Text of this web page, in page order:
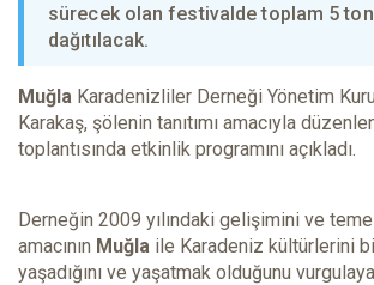
sürecek olan festivalde toplam 5
dağıtılacak.
Muğla Karadenizliler Derneği Yönetim
Karakaş, şölenin tanıtımı amacıyla
toplantısında etkinlik programını açıkladı.
Derneğin 2009 yılındaki gelişimini ve
amacının Muğla ile Karadeniz kültürlerini
yaşadığını ve yaşatmak olduğunu